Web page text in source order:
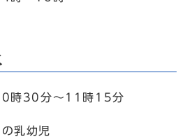
時30分～11時15分
乳幼児